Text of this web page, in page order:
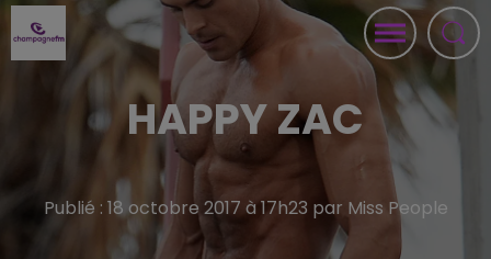
HAPPY ZAC
Publié : 18 octobre 2017 à 17h23 par Miss People